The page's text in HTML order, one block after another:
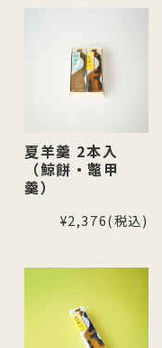
夏羊羹 2本入
（鯨餅・鼈甲
羹）
¥2,376(税込)